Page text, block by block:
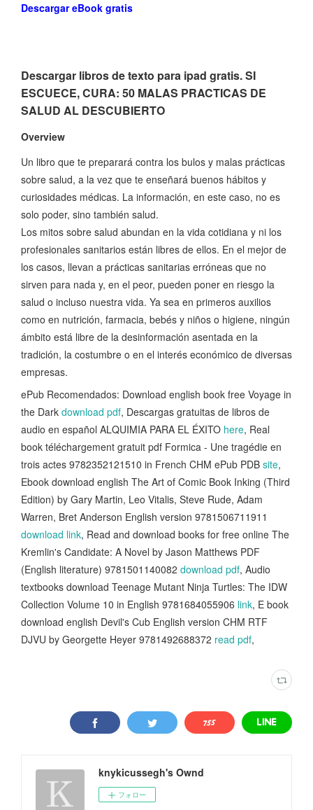
Descargar eBook gratis
Descargar libros de texto para ipad gratis. SI
ESCUECE, CURA: 50 MALAS PRACTICAS DE
SALUD AL DESCUBIERTO
Overview
Un libro que te preparará contra los bulos y malas prácticas
sobre salud, a la vez que te enseñará buenos hábitos y
curiosidades médicas. La información, en este caso, no es
solo poder, sino también salud.
Los mitos sobre salud abundan en la vida cotidiana y ni los
profesionales sanitarios están libres de ellos. En el mejor de
los casos, llevan a prácticas sanitarias erróneas que no
sirven para nada y, en el peor, pueden poner en riesgo la
salud o incluso nuestra vida. Ya sea en primeros auxilios
como en nutrición, farmacia, bebés y niños o higiene, ningún
ámbito está libre de la desinformación asentada en la
tradición, la costumbre o en el interés económico de diversas
empresas.
ePub Recomendados: Download english book free Voyage in
the Dark download pdf, Descargas gratuitas de libros de
audio en español ALQUIMIA PARA EL ÉXITO here, Real
book téléchargement gratuit pdf Formica - Une tragédie en
trois actes 9782352121510 in French CHM ePub PDB site,
Ebook download english The Art of Comic Book Inking (Third
Edition) by Gary Martin, Leo Vitalis, Steve Rude, Adam
Warren, Bret Anderson English version 9781506711911
download link, Read and download books for free online The
Kremlin's Candidate: A Novel by Jason Matthews PDF
(English literature) 9781501140082 download pdf, Audio
textbooks download Teenage Mutant Ninja Turtles: The IDW
Collection Volume 10 in English 9781684055906 link, E book
download english Devil's Cub English version CHM RTF
DJVU by Georgette Heyer 9781492688372 read pdf,
knykicussegh's Ownd
フォロー